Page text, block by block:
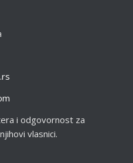
i odgovornost za
vlasnici.